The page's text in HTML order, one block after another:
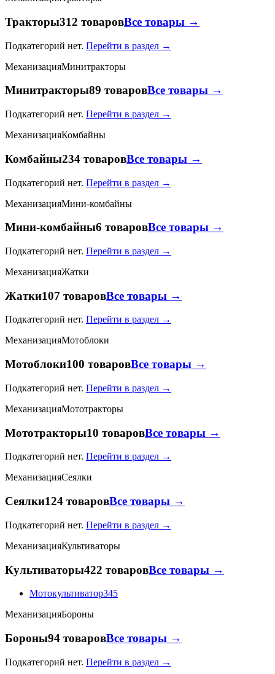
Тракторы312 товаровВсе товары →
Подкатегорий нет. Перейти в раздел →
МеханизацияМинитракторы
Минитракторы89 товаровВсе товары →
Подкатегорий нет. Перейти в раздел →
МеханизацияКомбайны
Комбайны234 товаровВсе товары →
Подкатегорий нет. Перейти в раздел →
МеханизацияМини-комбайны
Мини-комбайны6 товаровВсе товары →
Подкатегорий нет. Перейти в раздел →
МеханизацияЖатки
Жатки107 товаровВсе товары →
Подкатегорий нет. Перейти в раздел →
МеханизацияМотоблоки
Мотоблоки100 товаровВсе товары →
Подкатегорий нет. Перейти в раздел →
МеханизацияМототракторы
Мототракторы10 товаровВсе товары →
Подкатегорий нет. Перейти в раздел →
МеханизацияСеялки
Сеялки124 товаровВсе товары →
Подкатегорий нет. Перейти в раздел →
МеханизацияКультиваторы
Культиваторы422 товаровВсе товары →
Мотокультиватор345
МеханизацияБороны
Бороны94 товаровВсе товары →
Подкатегорий нет. Перейти в раздел →